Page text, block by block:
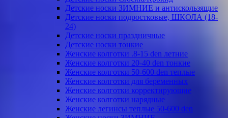
Детские носки ЗИМНИЕ и антискользящие
Детские носки подростковые, ШКОЛА (18-
24)
Детские носки праздничные
Детские носки тонкие
Женские колготки .8-15 den летние
Женские колготки 20-40 den тонкие
Женские колготки 50-600 den теплые
Женские колготки для беременных
Женские колготки корректирующие
Женские колготки нарядные
Женские легинсы теплые 50-600 den